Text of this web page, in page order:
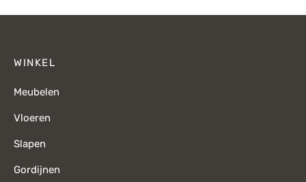
WINKEL
Meubelen
Vloeren
Slapen
Gordijnen